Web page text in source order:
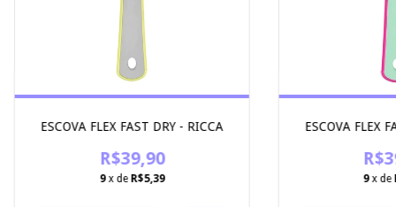
ESCOVA FLEX FAST DRY - RICCA
R$39,90
9 x de R$5,39
ESCOVA FLEX
9 x de